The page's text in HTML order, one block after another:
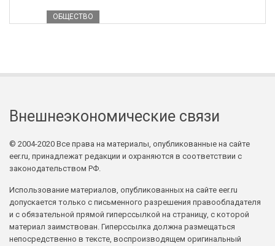
ОБЩЕСТВО
Внешнеэкономические связи
© 2004-2020 Все права на материалы, опубликованные на сайте
eer.ru, принадлежат редакции и охраняются в соответствии с
законодательством РФ.
Использование материалов, опубликованных на сайте eer.ru
допускается только с письменного разрешения правообладателя
и с обязательной прямой гиперссылкой на страницу, с которой
материал заимствован. Гиперссылка должна размещаться
непосредственно в тексте, воспроизводящем оригинальный